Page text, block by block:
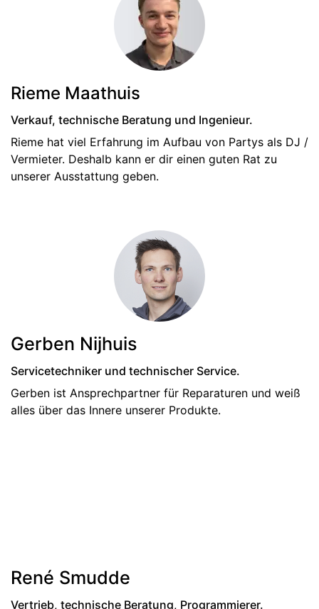
Rieme Maathuis
Verkauf, technische Beratung und Ingenieur.
Rieme hat viel Erfahrung im Aufbau von Partys als DJ /
Vermieter. Deshalb kann er dir einen guten Rat zu
unserer Ausstattung geben.
Gerben Nijhuis
Servicetechniker und technischer Service.
Gerben ist Ansprechpartner für Reparaturen und weiß
alles über das Innere unserer Produkte.
René Smudde
Vertrieb, technische Beratung, Programmierer.